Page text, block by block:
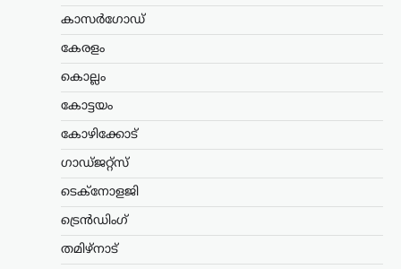
കാസർഗോഡ്
കേരളം
കൊല്ലം
കോട്ടയം
കോഴിക്കോട്
ഗാഡ്ജറ്റ്സ്
ടെക്നോളജി
ട്രെൻഡിംഗ്
തമിഴ്നാട്
വാഹനം
റോയല്‍ എന്‍ഫീല്‍ഡിന്റെ
പുതിയ ഹിമാലയന്‍ 440
പ്രമുഖ ഇരുചക്ര വാഹന
നിര്‍മാതാക്കളായ റോയല്‍ എന്‍ഫീല്‍ഡ്
പുതിയ അഡ്വഞ്ചര്‍
മോട്ടോര്‍സൈക്കിളായ ഹിമാലയന്‍ 440
തയ്യാറെടുപ്പിലാണെന്ന് റിപ്പോര്‍ട്ടുകള്‍.
‘D4G’ എന്ന കോഡ് നാമത്തിലുള്ള